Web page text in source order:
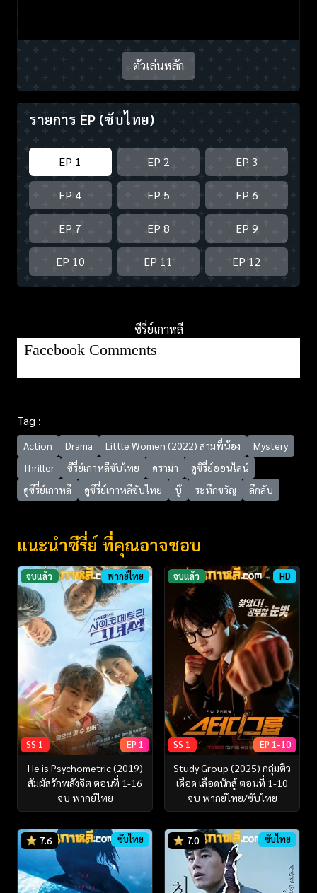
ตัวเล่นหลัก
รายการ EP (ซับไทย)
EP 1 EP 2 EP 3
EP 4 EP 5 EP 6
EP 7 EP 8 EP 9
EP 10 EP 11 EP 12
ซีรี่ย์เกาหลี
Facebook Comments
Tag :
Action Drama Little Women (2022) สามพี่น้อง
Mystery
Thriller
ซีรี่ย์เกาหลีซับไทย ดราม่า
ดูซีรี่ย์ออนไลน์
ดูซีรี่ย์เกาหลี
ดูซีรี่ย์เกาหลีซับไทย บู๊ ระทึกขวัญ ลึกลับ
แนะนำซีรี่ย์ ที่คุณอาจชอบ
จบแล้ว พากย์ไทย
SS 1 EP 1
He is Psychometric (2019)
สัมผัสรักพลังจิต ตอนที่ 1-16
จบ พากย์ไทย
จบแล้ว HD
SS 1 EP 1-10
Study Group (2025) กลุ่มติว
เดือด เลือดนักสู้ ตอนที่ 1-10
จบ พากย์ไทย/ซับไทย
7.6 ซับไทย 7.0 ซับไทย